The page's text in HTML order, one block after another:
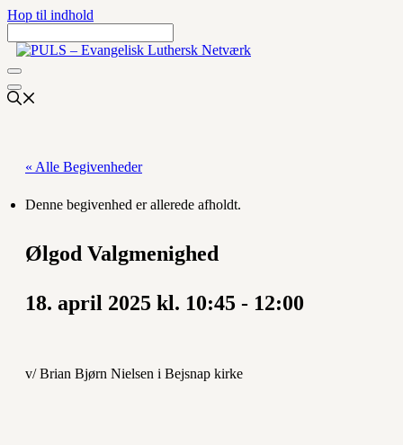
Hop til indhold
« Alle Begivenheder
Denne begivenhed er allerede afholdt.
Ølgod Valgmenighed
18. april 2025 kl. 10:45 - 12:00
v/ Brian Bjørn Nielsen i Bejsnap kirke